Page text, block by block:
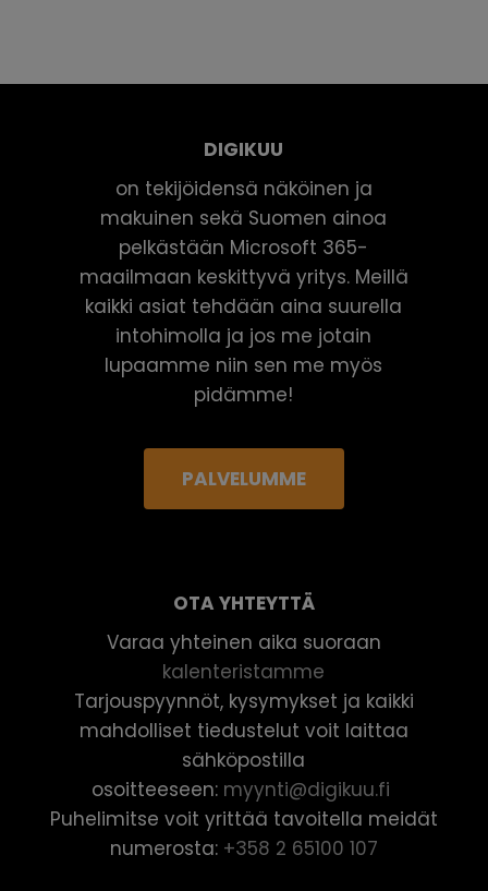
DIGIKUU
on tekijöidensä näköinen ja
makuinen sekä Suomen ainoa
pelkästään Microsoft 365-
maailmaan keskittyvä yritys. Meillä
kaikki asiat tehdään aina suurella
intohimolla ja jos me jotain
lupaamme niin sen me myös
pidämme!
PALVELUMME
OTA YHTEYTTÄ
Varaa yhteinen aika suoraan
kalenteristamme
Tarjouspyynnöt, kysymykset ja kaikki
mahdolliset tiedustelut voit laittaa
sähköpostilla
osoitteeseen: myynti@digikuu.fi
Puhelimitse voit yrittää tavoitella meidät
numerosta: +358 2 65100 107